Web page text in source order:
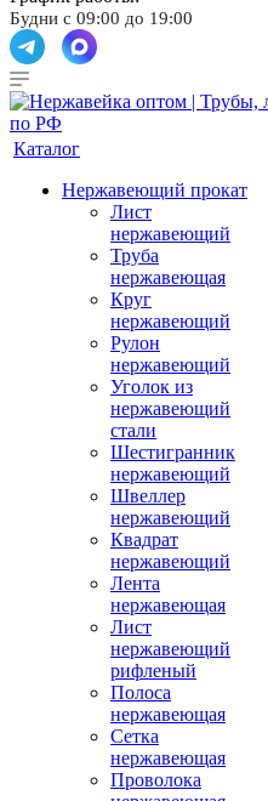
Будни с 09:00 до 19:00
Каталог
Нержавеющий прокат
Лист
нержавеющий
Труба
нержавеющая
Круг
нержавеющий
Рулон
нержавеющий
Уголок из
нержавеющий
стали
Шестигранник
нержавеющий
Швеллер
нержавеющий
Квадрат
нержавеющий
Лента
нержавеющая
Лист
нержавеющий
рифленый
Полоса
нержавеющая
Сетка
нержавеющая
Проволока